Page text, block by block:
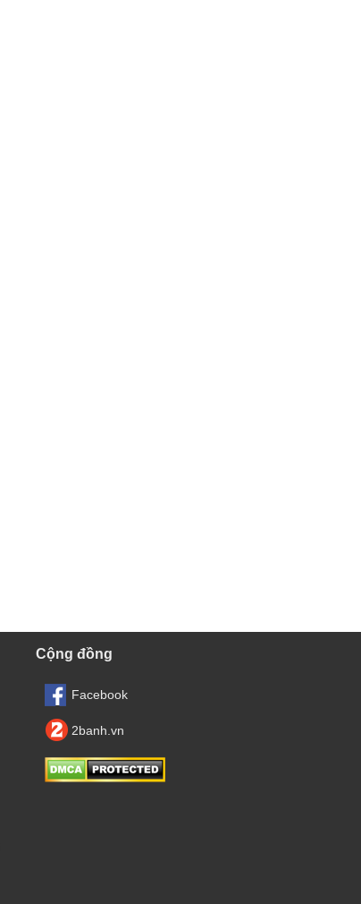
Cộng đồng
Facebook
2banh.vn